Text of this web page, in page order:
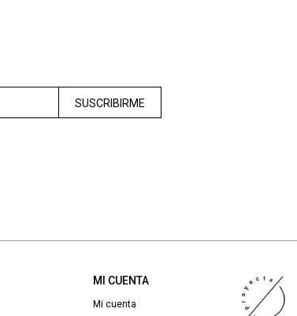
MI CUENTA
Mi cuenta
SUSCRIBIRME